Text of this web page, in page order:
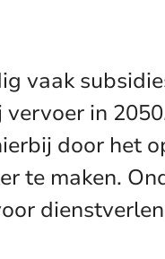
vaak
in
door het
te maken.